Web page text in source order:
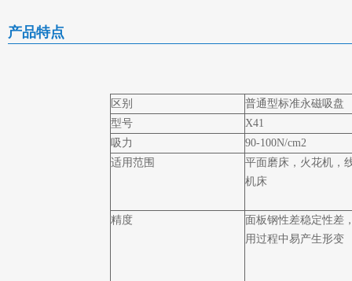
产品特点
区别
普通型标准永磁吸盘
型号
X41
吸力
90-100N/cm2
适用范围
平面磨床，火花机，
机床
精度
面板钢性差稳定性差
用过程中易产生形变